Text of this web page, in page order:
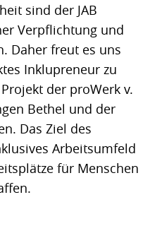
sind der JAB
Verpflichtung und
Daher freut es uns
Inklupreneur zu
der proWerk v.
Bethel und der
Das Ziel des
Arbeitsumfeld
für Menschen